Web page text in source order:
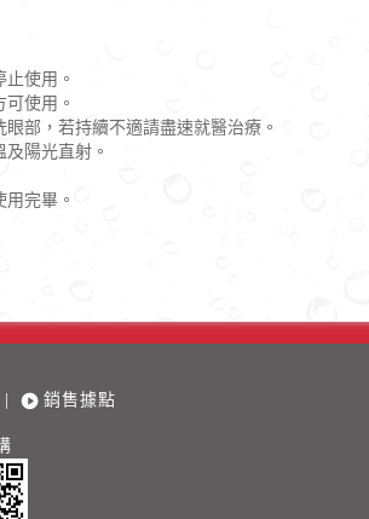
止使用。
使用。
部，若持續不適請盡速就醫治療。
陽光直射。
完畢。
銷售據點